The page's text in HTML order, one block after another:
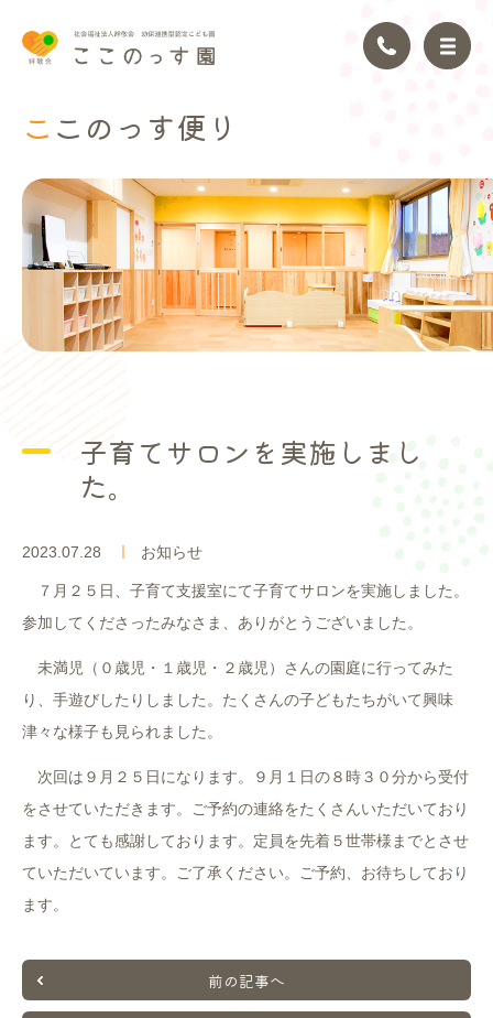
トップページ
園の理念
園の紹介
園の生活
アクセス
採用情報
ここのっす便り
ここのっ す便り
子育てサロンを実施しまし
た。
2023.07.28 お知らせ
７月２５日、子育て支援室にて子育てサロンを実施しました。
参加してくださったみなさま、ありがとうございました。
未満児（０歳児・１歳児・２歳児）さんの園庭に行ってみた
り、手遊びしたりしました。たくさんの子どもたちがいて興味
津々な様子も見られました。
次回は９月２５日になります。９月１日の８時３０分から受付
をさせていただきます。ご予約の連絡をたくさんいただいており
ます。とても感謝しております。定員を先着５世帯様までとさせ
ていただいています。ご了承ください。ご予約、お待ちしており
ます。
前の記事へ